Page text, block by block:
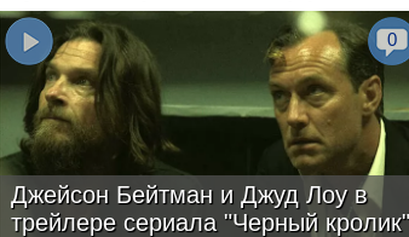
Джейсон Бейтман и Джуд Лоу в
трейлере сериала "Черный кролик"
0